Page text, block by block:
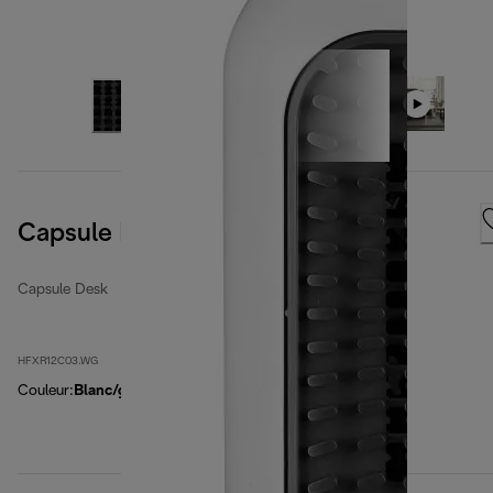
Capsule Desk Loop
Capsule Desk
HFXR12C03.WG
Couleur: Blanc/gris